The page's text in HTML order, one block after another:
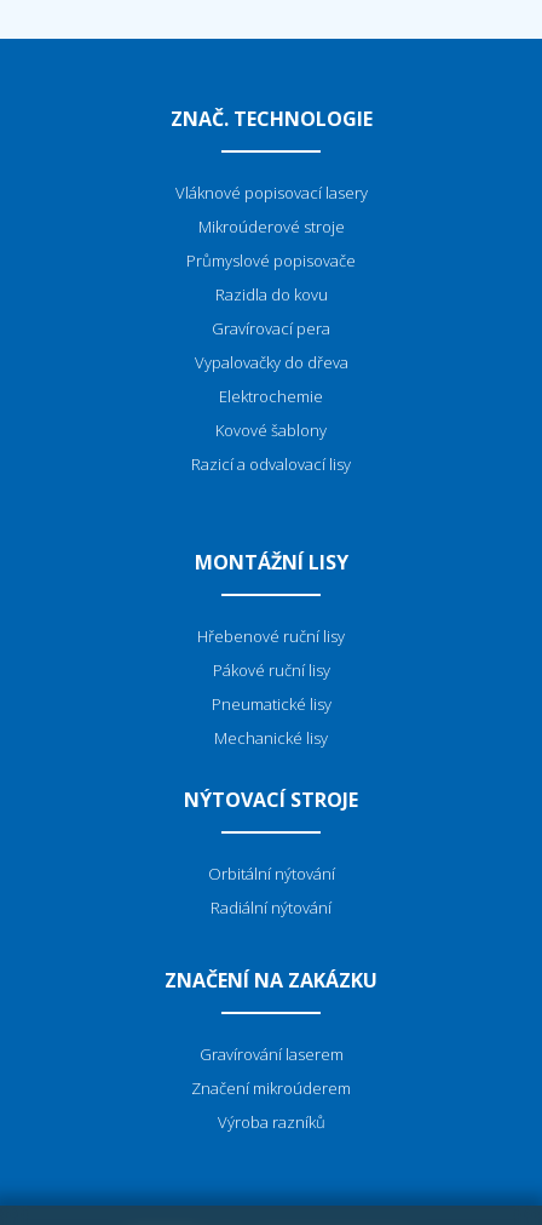
ZNAČ. TECHNOLOGIE
Vláknové popisovací lasery
Mikroúderové stroje
Průmyslové popisovače
Razidla do kovu
Gravírovací pera
Vypalovačky do dřeva
Elektrochemie
Kovové šablony
Razicí a odvalovací lisy
MONTÁŽNÍ LISY
Hřebenové ruční lisy
Pákové ruční lisy
Pneumatické lisy
Mechanické lisy
NÝTOVACÍ STROJE
Orbitální nýtování
Radiální nýtování
ZNAČENÍ NA ZAKÁZKU
Gravírování laserem
Značení mikroúderem
Výroba razníků